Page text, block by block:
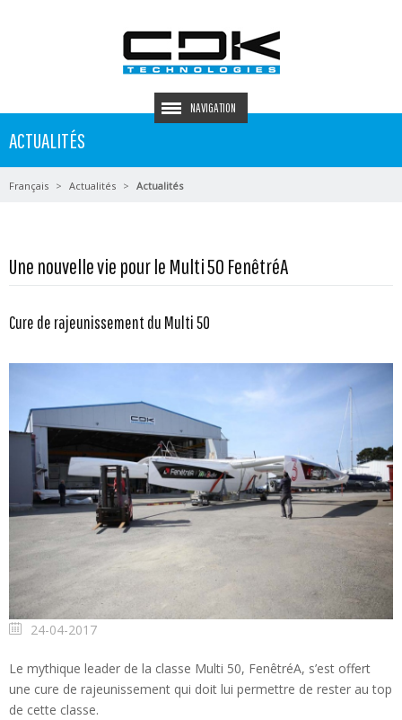
NAVIGATION
ACTUALITÉS
Français Actualités Actualités
Une nouvelle vie pour le Multi 50 FenêtréA
Cure de rajeunissement du Multi 50
24-04-2017
Le mythique leader de la classe Multi 50, FenêtréA, s’est offert
une cure de rajeunissement qui doit lui permettre de rester au top
de cette classe.